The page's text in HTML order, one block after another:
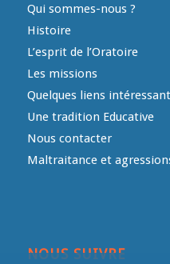
Qui sommes-nous ?
Histoire
L’esprit de l’Oratoire
Les missions
Quelques liens
Une tradition Educative
Nous contacter
Maltraitance et
NOUS SUIVRE